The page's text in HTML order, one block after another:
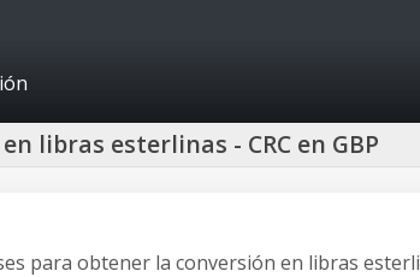
libras esterlinas - CRC en GBP
para obtener la conversión en libras